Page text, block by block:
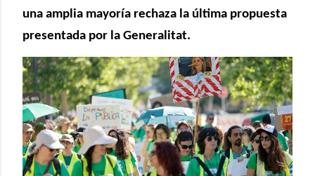
una amplia mayoría rechaza la última propuesta
presentada por la Generalitat.